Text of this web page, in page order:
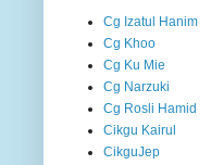
Cg Izatul Hanim
Cg Khoo
Cg Ku Mie
Cg Narzuki
Cg Rosli Hamid
Cikgu Kairul
CikguJep